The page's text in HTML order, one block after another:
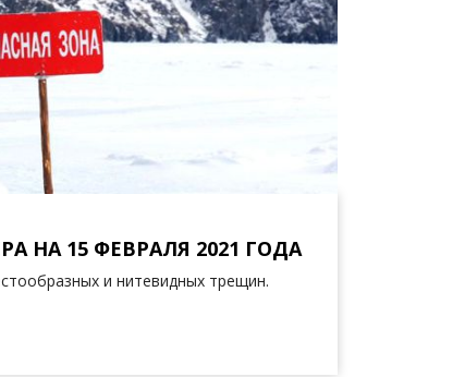
НА 15 ФЕВРАЛЯ 2021 ГОДА
и нитевидных трещин.